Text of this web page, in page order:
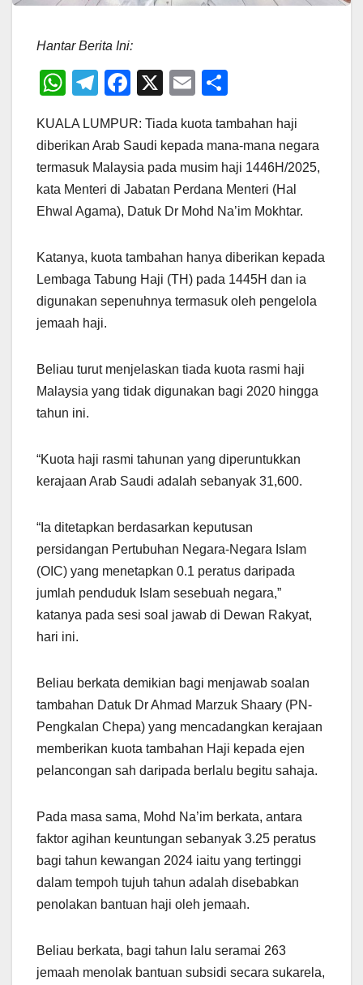
Hantar Berita Ini:
W
at
s
A
p
T
e
gr
a
m
F
c
e
b
o
k
X
E
ail ar
e
KUALA LUMPUR: Tiada kuota tambahan haji
diberikan Arab Saudi kepada mana-mana negara
termasuk Malaysia pada musim haji 1446H/2025,
kata Menteri di Jabatan Perdana Menteri (Hal
Ehwal Agama), Datuk Dr Mohd Na’im Mokhtar.
Katanya, kuota tambahan hanya diberikan kepada
Lembaga Tabung Haji (TH) pada 1445H dan ia
digunakan sepenuhnya termasuk oleh pengelola
jemaah haji.
Beliau turut menjelaskan tiada kuota rasmi haji
Malaysia yang tidak digunakan bagi 2020 hingga
tahun ini.
“Kuota haji rasmi tahunan yang diperuntukkan
kerajaan Arab Saudi adalah sebanyak 31,600.
“Ia ditetapkan berdasarkan keputusan
persidangan Pertubuhan Negara-Negara Islam
(OIC) yang menetapkan 0.1 peratus daripada
jumlah penduduk Islam sesebuah negara,”
katanya pada sesi soal jawab di Dewan Rakyat,
hari ini.
Beliau berkata demikian bagi menjawab soalan
tambahan Datuk Dr Ahmad Marzuk Shaary (PN-
Pengkalan Chepa) yang mencadangkan kerajaan
memberikan kuota tambahan Haji kepada ejen
pelancongan sah daripada berlalu begitu sahaja.
Pada masa sama, Mohd Na’im berkata, antara
faktor agihan keuntungan sebanyak 3.25 peratus
bagi tahun kewangan 2024 iaitu yang tertinggi
dalam tempoh tujuh tahun adalah disebabkan
penolakan bantuan haji oleh jemaah.
Beliau berkata, bagi tahun lalu seramai 263
jemaah menolak bantuan subsidi secara sukarela,